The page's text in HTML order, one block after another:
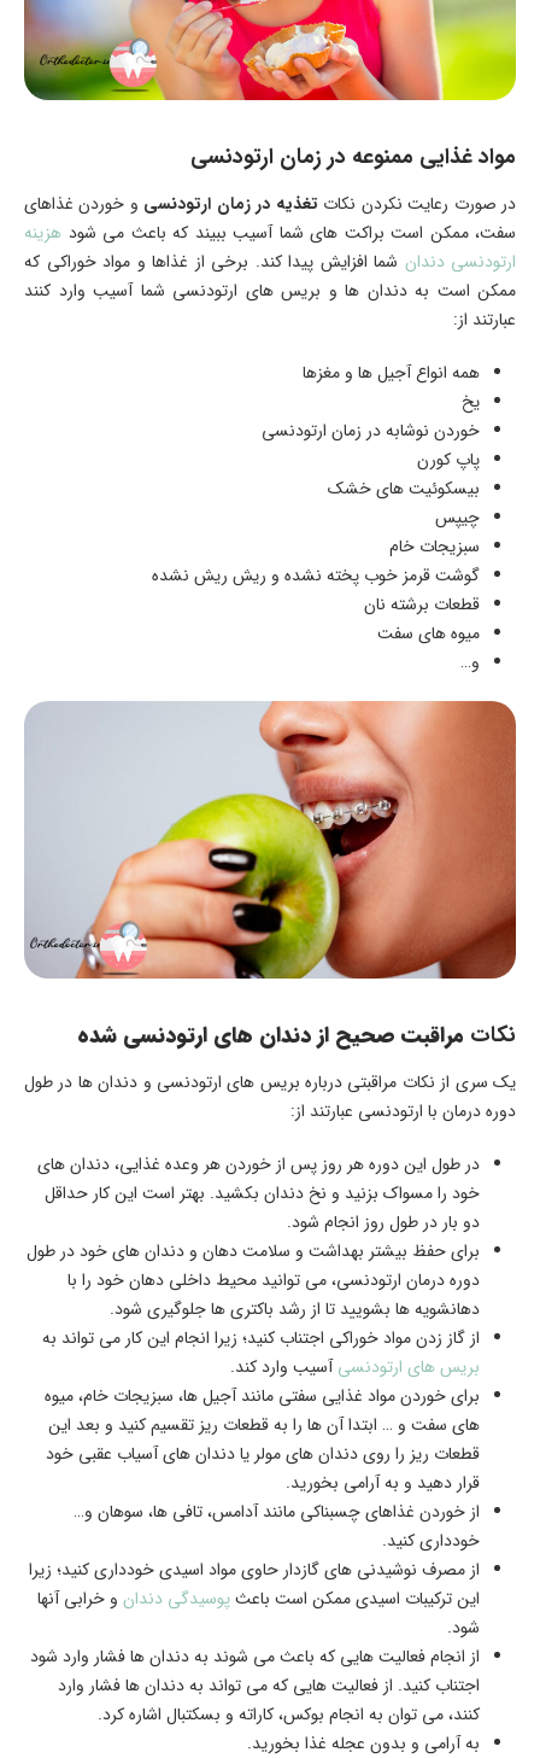
مواد غذایی ممنوعه در زمان ارتودنسی
در صورت رعایت نکردن نکات تغذیه در زمان ارتودنسی و خوردن غذاهای
سفت، ممکن است براکت های شما آسیب ببیند که باعث می شود هزینه
ارتودنسی دندان شما افزایش پیدا کند. برخی از غذاها و مواد خوراکی که
ممکن است به دندان ها و بریس های ارتودنسی شما آسیب وارد کنند
عبارتند از:
همه انواع آجیل ها و مغزها
یخ
خوردن نوشابه در زمان ارتودنسی
پاپ کورن
بیسکوئیت های خشک
چیپس
سبزیجات خام
گوشت قرمز خوب پخته نشده و ریش ریش نشده
قطعات برشته نان
میوه های سفت
و…
نکات مراقبت صحیح از دندان های ارتودنسی شده
یک سری از نکات مراقبتی درباره بریس های ارتودنسی و دندان ها در طول
دوره درمان با ارتودنسی عبارتند از:
در طول این دوره هر روز پس از خوردن هر وعده غذایی، دندان های
خود را مسواک بزنید و نخ دندان بکشید. بهتر است این کار حداقل
دو بار در طول روز انجام شود.
برای حفظ بیشتر بهداشت و سلامت دهان و دندان های خود در طول
دوره درمان ارتودنسی، می توانید محیط داخلی دهان خود را با
دهانشویه ها بشویید تا از رشد باکتری ها جلوگیری شود.
از گاز زدن مواد خوراکی اجتناب کنید؛ زیرا انجام این کار می تواند به
بریس های ارتودنسیآسیب وارد کند.
برای خوردن مواد غذایی سفتی مانند آجیل ها، سبزیجات خام، میوه
های سفت و … ابتدا آن ها را به قطعات ریز تقسیم کنید و بعد این
قطعات ریز را روی دندان های مولر یا دندان های آسیاب عقبی خود
قرار دهید و به آرامی بخورید.
از خوردن غذاهای چسبناکی مانند آدامس، تافی ها، سوهان و…
خودداری کنید.
از مصرف نوشیدنی های گازدار حاوی مواد اسیدی خودداری کنید؛ زیرا
این ترکیبات اسیدی ممکن است باعثپوسیدگی دندان و خرابی آنها
شود.
از انجام فعالیت هایی که باعث می شوند به دندان ها فشار وارد شود
اجتناب کنید. از فعالیت هایی که می تواند به دندان ها فشار وارد
کنند، می توان به انجام بوکس، کاراته و بسکتبال اشاره کرد.
به آرامی و بدون عجله غذا بخورید.